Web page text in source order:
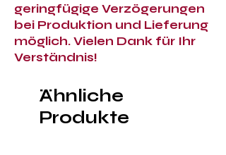
geringfügige Verzögerungen
bei Produktion und Lieferung
möglich. Vielen Dank für Ihr
Verständnis!
Ähnliche
Produkte